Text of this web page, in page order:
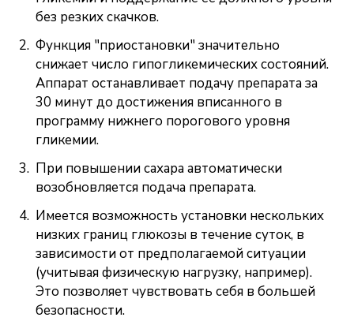
без резких скачков.
Функция "приостановки" значительно
снижает число гипогликемических состояний.
Аппарат останавливает подачу препарата за
30 минут до достижения вписанного в
программу нижнего порогового уровня
гликемии.
При повышении сахара автоматически
возобновляется подача препарата.
Имеется возможность установки нескольких
низких границ глюкозы в течение суток, в
зависимости от предполагаемой ситуации
(учитывая физическую нагрузку, например).
Это позволяет чувствовать себя в большей
безопасности.